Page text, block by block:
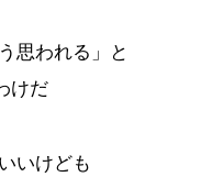
思われる」と
けだ
いけども